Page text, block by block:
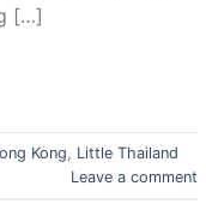
[…]
Kong
Little Thailand
Leave a comment